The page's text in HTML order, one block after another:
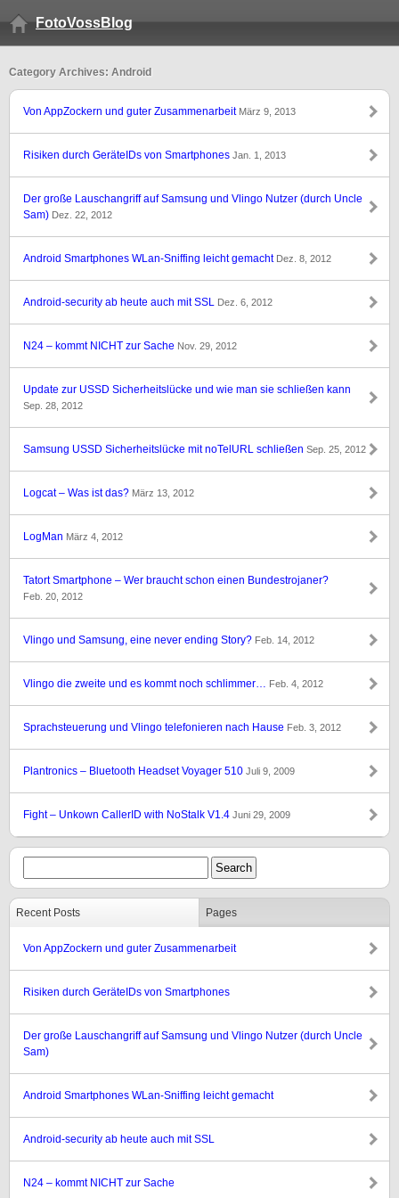
FotoVossBlog
Category Archives: Android
Von AppZockern und guter Zusammenarbeit März 9, 2013
Risiken durch GeräteIDs von Smartphones Jan. 1, 2013
Der große Lauschangriff auf Samsung und Vlingo Nutzer (durch Uncle
Sam) Dez. 22, 2012
Android Smartphones WLan-Sniffing leicht gemacht Dez. 8, 2012
Android-security ab heute auch mit SSL Dez. 6, 2012
N24 – kommt NICHT zur Sache Nov. 29, 2012
Update zur USSD Sicherheitslücke und wie man sie schließen kann
Sep. 28, 2012
Samsung USSD Sicherheitslücke mit noTelURL schließen Sep. 25, 2012
Logcat – Was ist das? März 13, 2012
LogMan März 4, 2012
Tatort Smartphone – Wer braucht schon einen Bundestrojaner?
Feb. 20, 2012
Vlingo und Samsung, eine never ending Story? Feb. 14, 2012
Vlingo die zweite und es kommt noch schlimmer… Feb. 4, 2012
Sprachsteuerung und Vlingo telefonieren nach Hause Feb. 3, 2012
Plantronics – Bluetooth Headset Voyager 510 Juli 9, 2009
Fight – Unkown CallerID with NoStalk V1.4 Juni 29, 2009
Recent Posts Pages
Von AppZockern und guter Zusammenarbeit
Risiken durch GeräteIDs von Smartphones
Der große Lauschangriff auf Samsung und Vlingo Nutzer (durch Uncle
Sam)
Android Smartphones WLan-Sniffing leicht gemacht
Android-security ab heute auch mit SSL
N24 – kommt NICHT zur Sache